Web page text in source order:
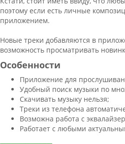
поэтому если есть личные
приложением.
Новые треки добавляются в
возможность просматривать
Особенности
Приложение для
Удобный поиск музыки по
Скачивать музыку нельзя;
Треки из телефона
Возможна работа с
Работает с любыми